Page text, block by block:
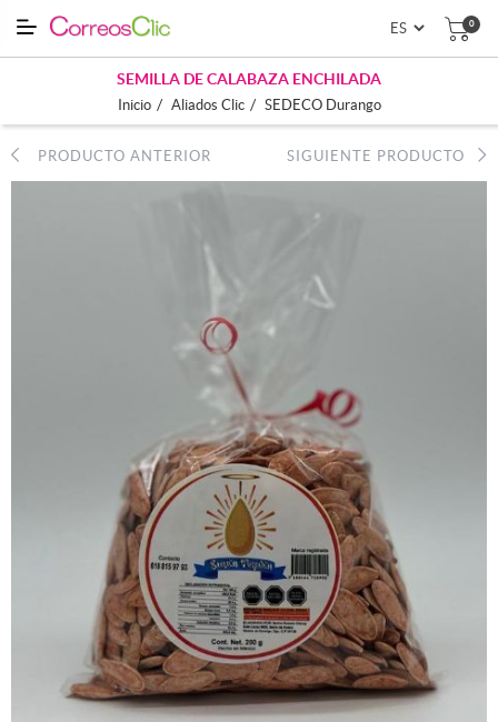
0
SEMILLA DE CALABAZA ENCHILADA
Inicio / Aliados Clic / SEDECO Durango
PRODUCTO ANTERIOR SIGUIENTE PRODUCTO